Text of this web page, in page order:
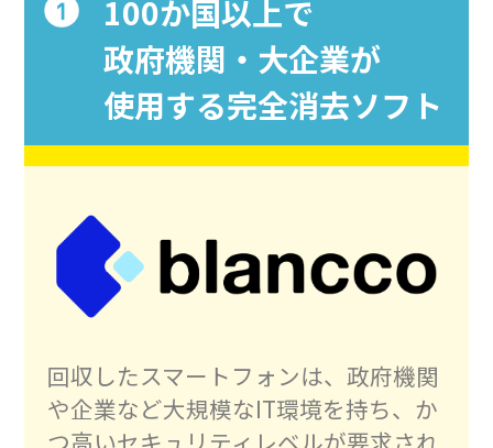
100か国以上で
政府機関・大企業が
使用する完全消去ソフト
回収したスマートフォンは、政府機関
や企業など大規模なIT環境を持ち、か
つ高いセキュリティレベルが要求され